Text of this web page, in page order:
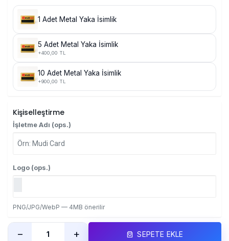
1 Adet Metal Yaka İsimlik
5 Adet Metal Yaka İsimlik
+400,00 TL
10 Adet Metal Yaka İsimlik
+900,00 TL
Kişiselleştirme
İşletme Adı (ops.)
Logo (ops.)
PNG/JPG/WebP — 4MB önerilir
− + SEPETE EKLE